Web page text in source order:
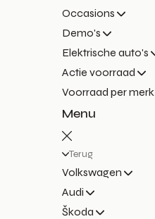
Occasions
Demo's
Elektrische auto's
Actie voorraad
Voorraad per merk
Menu
Terug
Volkswagen
Audi
Škoda